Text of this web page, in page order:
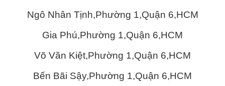
Ngô Nhân Tịnh,Phường 1,Quận 6,HCM
Gia Phú,Phường 1,Quận 6,HCM
Võ Văn Kiệt,Phường 1,Quận 6,HCM
Bến Bãi Sậy,Phường 1,Quận 6,HCM